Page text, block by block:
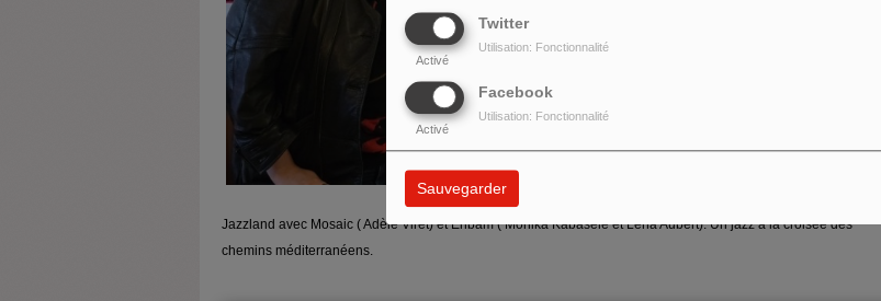
Twitter
Activé
Utilisation: Fonctionnalité
Facebook
Activé
Utilisation: Fonctionnalité
Sauvegarder
Jazzland avec Mosaic ( Adèle Viret) et Ehbam ( Monika Kabasele et Lena Aubert). Un jazz à la croisée des
chemins méditerranéens.